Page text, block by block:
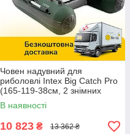
Човен надувний для
риболовлі Intex Big Catch Pro
(165-119-38см, 2 знімних
тримача для вудок, весла)
68381
В наявності
10 823 ₴ 13 362 ₴